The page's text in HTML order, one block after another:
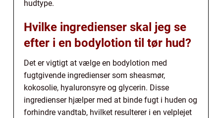
hudtype.
Hvilke ingredienser skal jeg se
efter i en bodylotion til tør hud?
Det er vigtigt at vælge en bodylotion med
fugtgivende ingredienser som sheasmør,
kokosolie, hyaluronsyre og glycerin. Disse
ingredienser hjælper med at binde fugt i huden og
forhindre vandtab, hvilket resulterer i en velplejet